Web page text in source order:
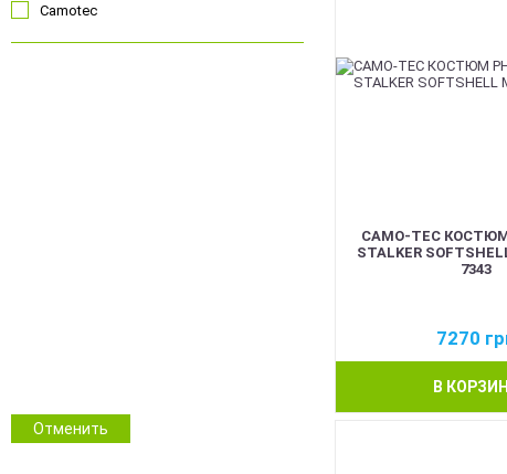
Camotec
Зимовий камуфляж
Камуфляж
Отменить
CAMO-TEC
STALKER
7343
7270
В